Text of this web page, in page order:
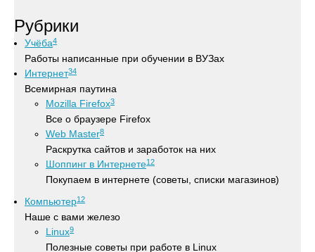
Рубрики
Учёба4
Работы написанные при обучении в ВУЗах
Интернет34
Всемирная паутина
Mozilla Firefox3
Все о браузере Firefox
Web Master8
Раскрутка сайтов и заработок на них
Шоппинг в Интернете12
Покупаем в интернете (советы, списки магазинов)
Компьютер12
Наше с вами железо
Linux9
Полезные советы при работе в Linux